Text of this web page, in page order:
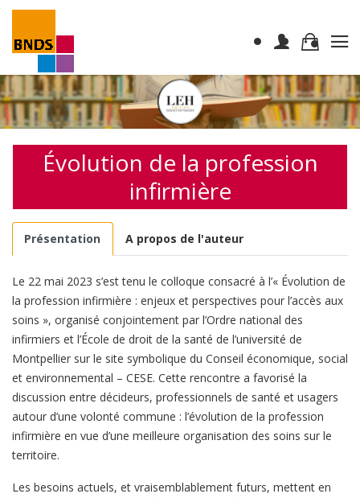
Évolution de la profession
infirmière
Présentation A propos de l'auteur
Le 22 mai 2023 s’est tenu le colloque consacré à l’« Évolution de
la profession infirmière : enjeux et perspectives pour l’accès aux
soins », organisé conjointement par l’Ordre national des
infirmiers et l’École de droit de la santé de l’université de
Montpellier sur le site symbolique du Conseil économique, social
et environnemental – CESE. Cette rencontre a favorisé la
discussion entre décideurs, professionnels de santé et usagers
autour d’une volonté commune : l’évolution de la profession
infirmière en vue d’une meilleure organisation des soins sur le
territoire.
Les besoins actuels, et vraisemblablement futurs, mettent en